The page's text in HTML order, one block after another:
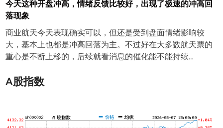
今天这种开盘冲高，情绪反馈比较好，出现了极速的冲高回
落现象
商业航天今天表现确实可以，但还是受到盘面情绪影响较
大，基本上也都是冲高回落为主。不过好在大多数航天票的
重心是不断上移的，后续就看消息的催化能不能持续…
A股指数